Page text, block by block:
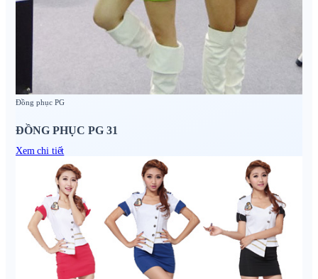
Đồng phục PG
ĐỒNG PHỤC PG 31
Xem chi tiết